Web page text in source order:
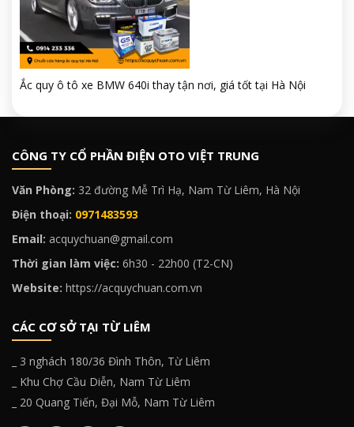
Ắc quy ô tô xe BMW 640i thay tận nơi, giá tốt tại Hà Nội
CÔNG TY CỔ PHẦN ĐIỆN OTO VIỆT TRUNG
Văn Phòng: 32 đường Mễ Trì Hạ, Nam Từ Liêm, Hà Nội
Điện thoại: 0971483593
Email: acquychuan@gmail.com
Thời gian làm việc: 6h30 - 22h00 (T2-CN)
Website: https://acquychuan.com.vn
CÁC CƠ SỞ TẠI TỪ LIÊM
_ 3 nghách 180/36 Đình Thôn, Từ Liêm
_ Khu Chợ Cầu Diễn, Nam Từ Liêm
_ 20 Quang Tiến, Đại Mỗ, Nam Từ Liêm